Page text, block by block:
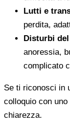
Lutti e
perdita,
Disturbi
anoressia,
complicato
Se ti riconosci in
colloquio con
chiarezza.